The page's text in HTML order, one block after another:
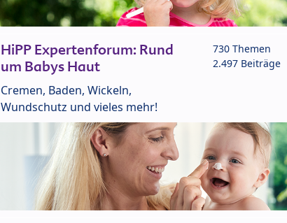
HiPP Expertenforum: Rund
um Babys Haut
Cremen, Baden, Wickeln,
Wundschutz und vieles mehr!
730 Themen
2.497 Beiträge